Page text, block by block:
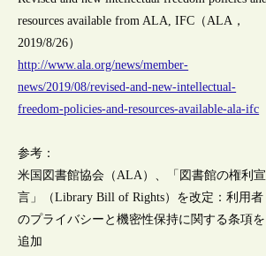
resources available from ALA, IFC（ALA，
2019/8/26）
http://www.ala.org/news/member-
news/2019/08/revised-and-new-intellectual-
freedom-policies-and-resources-available-ala-ifc
参考：
米国図書館協会（ALA）、「図書館の権利宣
言」（Library Bill of Rights）を改定：利用者
のプライバシーと機密性保持に関する条項を
追加